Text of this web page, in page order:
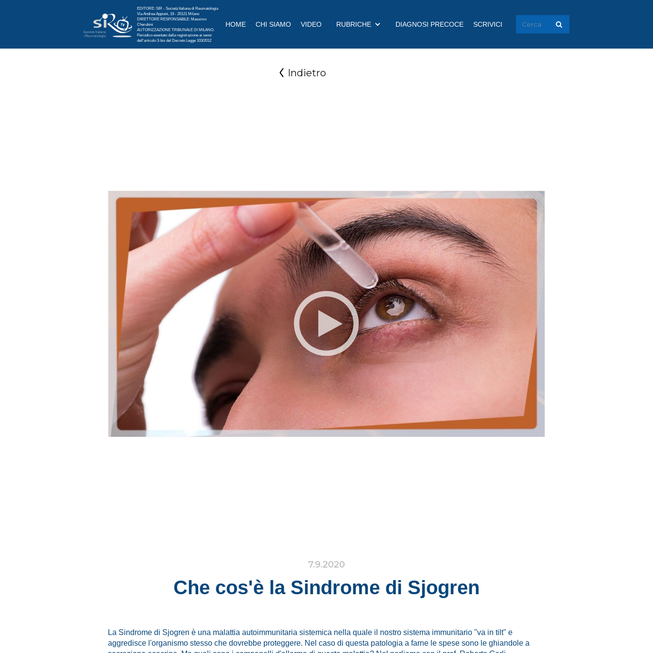
EDITORE: SIR - Società Italiana di Reumatologia
Via Andrea Appiani, 19 - 20121 Milano
DIRETTORE RESPONSABILE: Massimo
Cherubini
AUTORIZZAZIONE TRIBUNALE DI MILANO:
Periodico esentato dalla registrazione ai sensi
dell'articolo 3-bis del Decreto Legge 103/2012
HOME CHI SIAMO VIDEO RUBRICHE DIAGNOSI PRECOCE SCRIVICI
Indietro
7.9.2020
Che cos'è la Sindrome di Sjogren
La Sindrome di Sjogren è una malattia autoimmunitaria sistemica nella quale il nostro sistema immunitario "va in tilt" e
aggredisce l'organismo stesso che dovrebbe proteggere. Nel caso di questa patologia a farne le spese sono le ghiandole a